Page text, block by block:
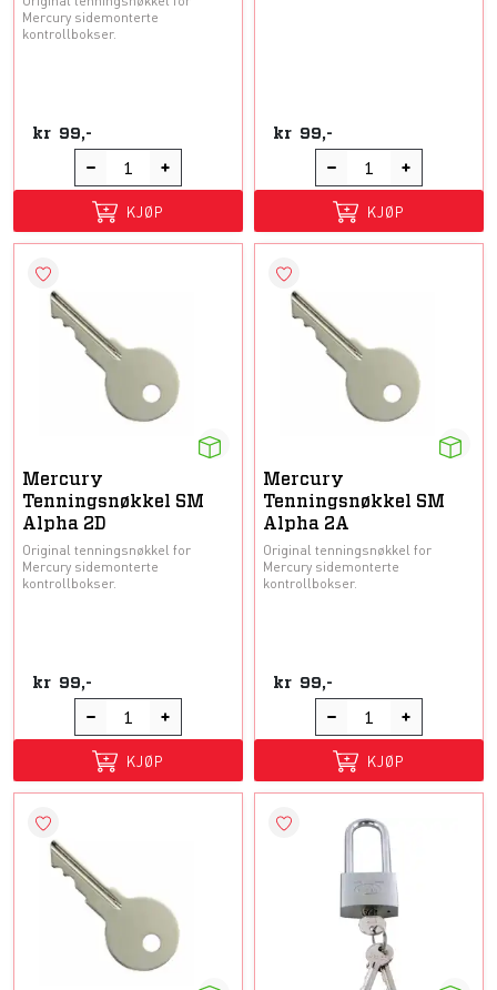
Mercury sidemonterte
kontrollbokser.
kr 99,-
KJØP
kr 99,-
KJØP
Mercury
Tenningsnøkkel SM
Alpha 2D
Original tenningsnøkkel for
Mercury sidemonterte
kontrollbokser.
kr 99,-
KJØP
Mercury
Tenningsnøkkel SM
Alpha 2A
Original tenningsnøkkel for
Mercury sidemonterte
kontrollbokser.
kr 99,-
KJØP